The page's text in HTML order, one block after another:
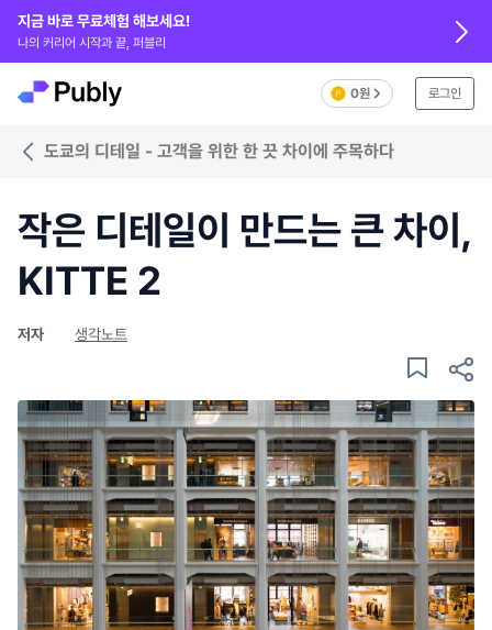
지금 바로 무료체험 해보세요!
나의 커리어 시작과 끝, 퍼블리
0원 로그인
도쿄의 디테일 - 고객을 위한 한 끗 차이에 주목하다
작은 디테일이 만드는 큰 차이,
KITTE 2
저자 생각노트